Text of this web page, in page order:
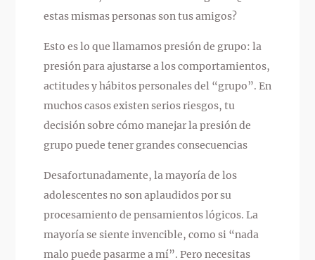
estas mismas personas son tus amigos?
Esto es lo que llamamos presión de grupo: la
presión para ajustarse a los comportamientos,
actitudes y hábitos personales del “grupo”. En
muchos casos existen serios riesgos, tu
decisión sobre cómo manejar la presión de
grupo puede tener grandes consecuencias
Desafortunadamente, la mayoría de los
adolescentes no son aplaudidos por su
procesamiento de pensamientos lógicos. La
mayoría se siente invencible, como si “nada
malo puede pasarme a mí”. Pero necesitas